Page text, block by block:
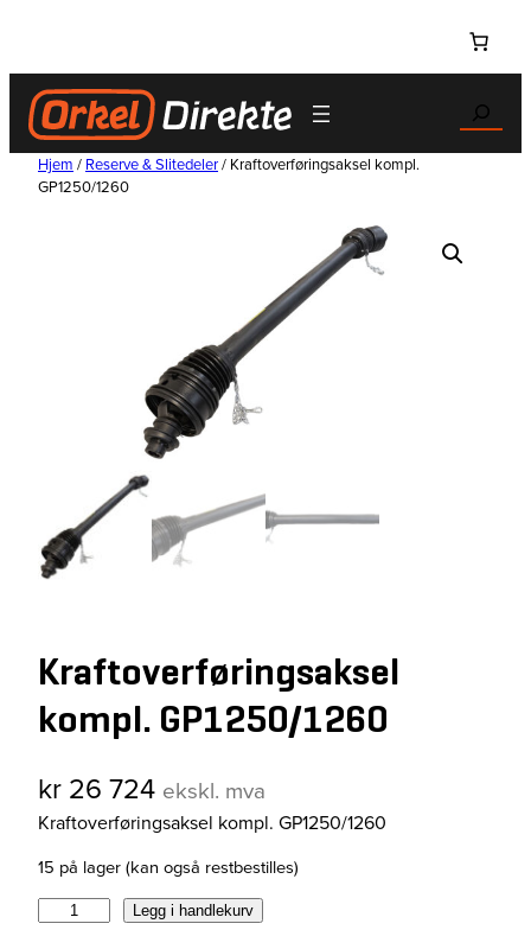
innhold
Search
Hjem / Reserve & Slitedeler/ Kraftoverføringsaksel kompl.
GP1250/1260
Kraftoverføringsaksel
kompl. GP1250/1260
kr 26 724 ekskl. mva
Kraftoverføringsaksel kompl. GP1250/1260
15 på lager (kan også restbestilles)
Legg i handlekurv